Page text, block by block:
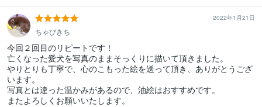
2022年1月21日
ちゃびきち
今回２回目のリピートです！
亡くなった愛犬を写真のままそっくりに描いて頂きました。
やりとりも丁寧で、心のこもった絵を送って頂き、ありがとうござ
います。
写真とは違った温かみがあるので、油絵はおすすめです。
またよろしくお願いいたします。